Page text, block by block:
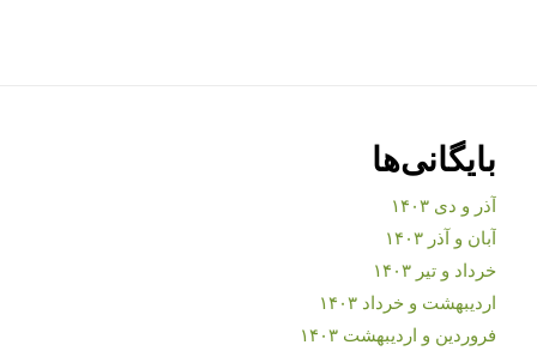
بایگانی‌ها
آذر و دی ۱۴۰۳
آبان و آذر ۱۴۰۳
خرداد و تیر ۱۴۰۳
اردیبهشت و خرداد ۱۴۰۳
فروردین و اردیبهشت ۱۴۰۳